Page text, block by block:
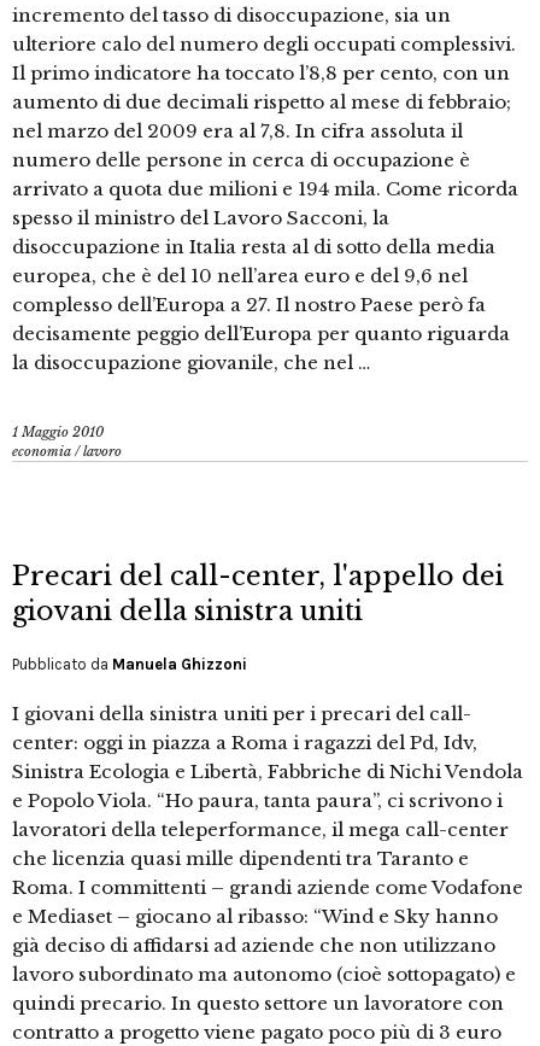
incremento del tasso di disoccupazione, sia un
ulteriore calo del numero degli occupati complessivi.
Il primo indicatore ha toccato l’8,8 per cento, con un
aumento di due decimali rispetto al mese di febbraio;
nel marzo del 2009 era al 7,8. In cifra assoluta il
numero delle persone in cerca di occupazione è
arrivato a quota due milioni e 194 mila. Come ricorda
spesso il ministro del Lavoro Sacconi, la
disoccupazione in Italia resta al di sotto della media
europea, che è del 10 nell’area euro e del 9,6 nel
complesso dell’Europa a 27. Il nostro Paese però fa
decisamente peggio dell’Europa per quanto riguarda
la disoccupazione giovanile, che nel …
1 Maggio 2010
economia /lavoro
Precari del call-center, l'appello dei
giovani della sinistra uniti
Pubblicato da Manuela Ghizzoni
I giovani della sinistra uniti per i precari del call-
center: oggi in piazza a Roma i ragazzi del Pd, Idv,
Sinistra Ecologia e Libertà, Fabbriche di Nichi Vendola
e Popolo Viola. “Ho paura, tanta paura”, ci scrivono i
lavoratori della teleperformance, il mega call-center
che licenzia quasi mille dipendenti tra Taranto e
Roma. I committenti – grandi aziende come Vodafone
e Mediaset – giocano al ribasso: “Wind e Sky hanno
già deciso di affidarsi ad aziende che non utilizzano
lavoro subordinato ma autonomo (cioè sottopagato) e
quindi precario. In questo settore un lavoratore con
contratto a progetto viene pagato poco più di 3 euro